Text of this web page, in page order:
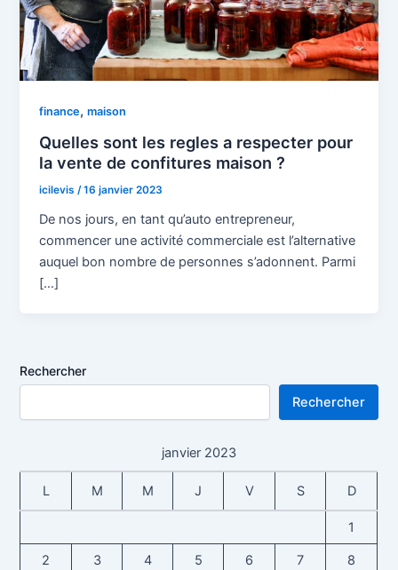
finance,maison
Quelles sont les regles a respecter pour
la vente de confitures maison ?
icilevis/16 janvier 2023
De nos jours, en tant qu’auto entrepreneur,
commencer une activité commerciale est l’alternative
auquel bon nombre de personnes s’adonnent. Parmi
[…]
Rechercher
Rechercher
janvier 2023
L M M J V S D
1
2 3 4 5 6 7 8